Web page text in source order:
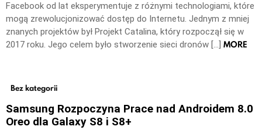
Facebook od lat eksperymentuje z różnymi technologiami, które
mogą zrewolucjonizować dostęp do Internetu. Jednym z mniej
znanych projektów był Projekt Catalina, który rozpoczął się w
2017 roku. Jego celem było stworzenie sieci dronów […] MORE
Bez kategorii
Samsung Rozpoczyna Prace nad Androidem 8.0
Oreo dla Galaxy S8 i S8+